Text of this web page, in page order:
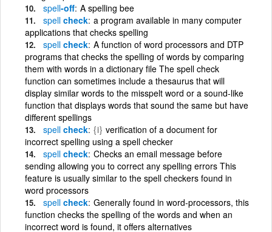
spell-off A spelling bee
spell check a program available in many computer
applications that checks spelling
spell check A function of word processors and DTP
programs that checks the spelling of words by comparing
them with words in a dictionary file The spell check
function can sometimes include a thesaurus that will
display similar words to the misspelt word or a sound-like
function that displays words that sound the same but have
different spellings
spell check {i} verification of a document for
incorrect spelling using a spell checker
spell check Checks an email message before
sending allowing you to correct any spelling errors This
feature is usually similar to the spell checkers found in
word processors
spell check Generally found in word-processors, this
function checks the spelling of the words and when an
incorrect word is found, it offers alternatives